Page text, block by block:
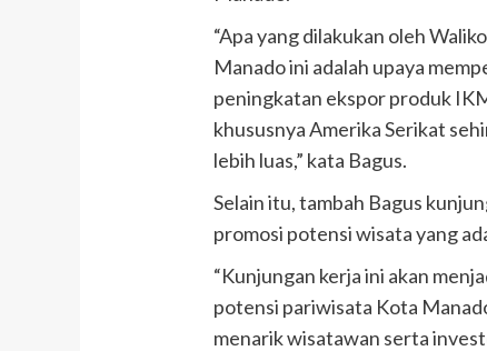
“Apa yang dilakukan oleh
Manado ini adalah upaya
peningkatan ekspor produk
khususnya Amerika Serikat
lebih luas,” kata Bagus.
Selain itu, tambah Bagus
promosi potensi wisata yang
“Kunjungan kerja ini akan
potensi pariwisata Kota
menarik wisatawan serta